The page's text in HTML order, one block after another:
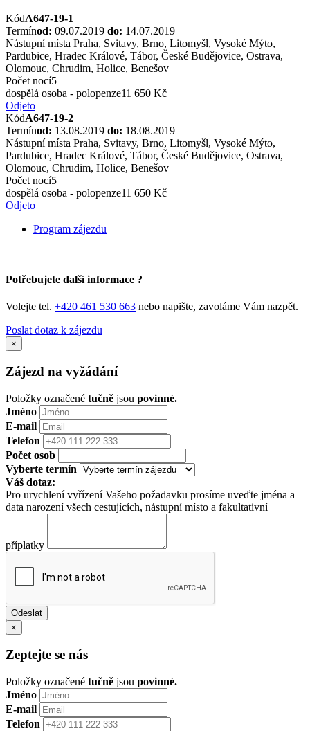
KódA647-19-1
Termínod: 09.07.2019 do: 14.07.2019
Nástupní místa Praha, Svitavy, Brno, Litomyšl, Vysoké Mýto,
Pardubice, Hradec Králové, Tábor, České Budějovice, Ostrava,
Olomouc, Chrudim, Holice, Benešov
Počet nocí5
dospělá osoba - polopenze11 650 Kč
Odjeto
KódA647-19-2
Termínod: 13.08.2019 do: 18.08.2019
Nástupní místa Praha, Svitavy, Brno, Litomyšl, Vysoké Mýto,
Pardubice, Hradec Králové, Tábor, České Budějovice, Ostrava,
Olomouc, Chrudim, Holice, Benešov
Počet nocí5
dospělá osoba - polopenze11 650 Kč
Odjeto
Program zájezdu
Potřebujete další informace ?
Volejte tel. +420 461 530 663 nebo napište, zavoláme Vám nazpět.
Poslat dotaz k zájezdu
×
Zájezd na vyžádání
Položky označené tučně jsou povinné.
Jméno
E-mail
Telefon
Počet osob
Vyberte termín
Váš dotaz:
Pro urychlení vyřízení Vašeho požadavku prosíme uveďte jména a
data narození všech cestujících, nástupní místo a fakultativní
příplatky
×
Zeptejte se nás
Položky označené tučně jsou povinné.
Jméno
E-mail
Telefon